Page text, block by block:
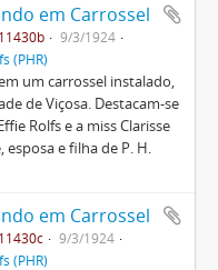
em Carrossel
9/3/1924
(PHR)
um carrossel instalado,
de Viçosa. Destacam-se
Rolfs e a miss Clarisse
e filha de P. H.
em Carrossel
9/3/1924
(PHR)